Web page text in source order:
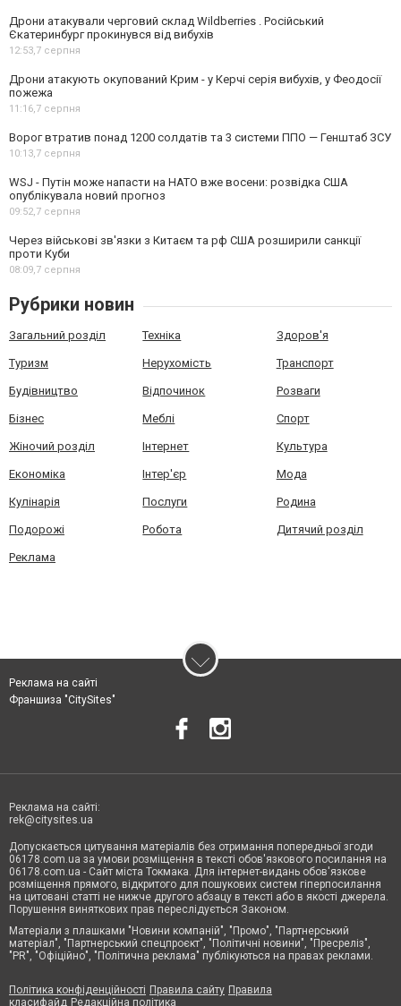
Дрони атакували черговий склад Wildberries . Російський
Єкатеринбург прокинувся від вибухів
12:53,7 серпня
Дрони атакують окупований Крим - у Керчі серія вибухів, у Феодосії
пожежа
11:16,7 серпня
Ворог втратив понад 1200 солдатів та 3 системи ППО — Генштаб ЗСУ
10:13,7 серпня
WSJ - Путін може напасти на НАТО вже восени: розвідка США
опублікувала новий прогноз
09:52,7 серпня
Через військові зв'язки з Китаєм та рф США розширили санкції
проти Куби
08:09,7 серпня
Рубрики новин
Загальний розділ Техніка Здоров'я
Туризм Нерухомість Транспорт
Будівництво Відпочинок Розваги
Бізнес Меблі Спорт
Жіночий розділ Інтернет Культура
Економіка Інтер'єр Мода
Кулінарія Послуги Родина
Подорожі Робота Дитячий розділ
Реклама
Реклама на сайті
Франшиза "CitySites"
Реклама на сайті:
rek@citysites.ua
Допускається цитування матеріалів без отримання попередньої згоди
06178.com.ua за умови розміщення в тексті обов'язкового посилання на
06178.com.ua - Сайт міста Токмака. Для інтернет-видань обов'язкове
розміщення прямого, відкритого для пошукових систем гіперпосилання
на цитовані статті не нижче другого абзацу в тексті або в якості джерела.
Порушення виняткових прав переслідується Законом.
Матеріали з плашками "Новини компаній", "Промо", "Партнерський
матеріал", "Партнерський спецпроєкт", "Політичні новини", "Пресреліз",
"PR", "Офіційно", "Політична реклама" публікуються на правах реклами.
Політика конфіденційності Правила сайту Правила
класифайд Редакційна політика